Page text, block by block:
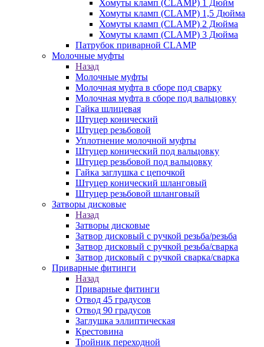
Хомуты кламп (CLAMP) 1 Дюйм
Хомуты кламп (CLAMP) 1,5 Дюйма
Хомуты кламп (CLAMP) 2 Дюйма
Хомуты кламп (CLAMP) 3 Дюйма
Патрубок приварной CLAMP
Молочные муфты
Назад
Молочные муфты
Молочная муфта в сборе под сварку
Молочная муфта в сборе под вальцовку
Гайка шлицевая
Штуцер конический
Штуцер резьбовой
Уплотнение молочной муфты
Штуцер конический под вальцовку
Штуцер резьбовой под вальцовку
Гайка заглушка с цепочкой
Штуцер конический шланговый
Штуцер резьбовой шланговый
Затворы дисковые
Назад
Затворы дисковые
Затвор дисковый с ручкой резьба/резьба
Затвор дисковый с ручкой резьба/сварка
Затвор дисковый с ручкой сварка/сварка
Приварные фитинги
Назад
Приварные фитинги
Отвод 45 градусов
Отвод 90 градусов
Заглушка эллиптическая
Крестовина
Тройник переходной